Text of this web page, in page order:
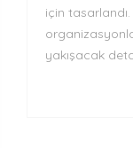
için
yakışacak